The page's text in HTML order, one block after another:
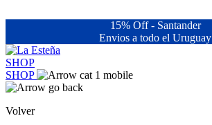
15% Off - Santander
Envios a todo el Uruguay
SHOP
SHOP
Volver